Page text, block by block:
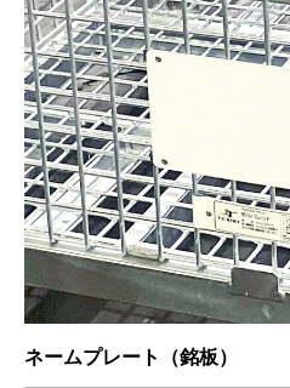
ネームプレート（銘板）